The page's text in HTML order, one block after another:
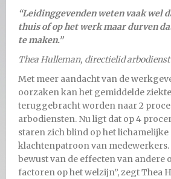
“Leidinggevenden weten vaak wel
thuis of ophet werk maar durven
te maken.”
Thea Hulleman, directielid arbodienst
Met meer aandacht van de
oorzaken kan het gemiddelde
teruggebracht worden naar 2
arbodiensten. Nu ligt dat op 4
staren zich blind op het lichamelijke
klachtenpatroon van medewerkers.
bewust van de effecten van andere
factoren op het welzijn”, zegt Thea